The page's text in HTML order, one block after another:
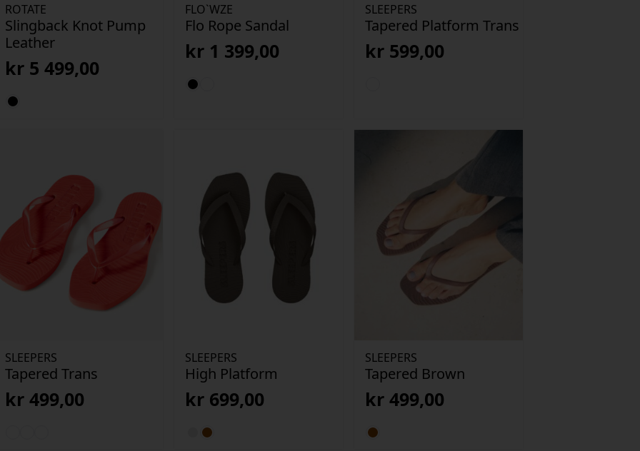
ROTATE
Slingback Knot Pump
Leather
kr 5 499,00
FLO`WZE
Flo Rope Sandal
kr 1 399,00
SLEEPERS
Tapered Platform Trans
kr 599,00
SLEEPERS
Tapered Trans
kr 499,00
SLEEPERS
High Platform
kr 699,00
SLEEPERS
Tapered Brown
kr 499,00